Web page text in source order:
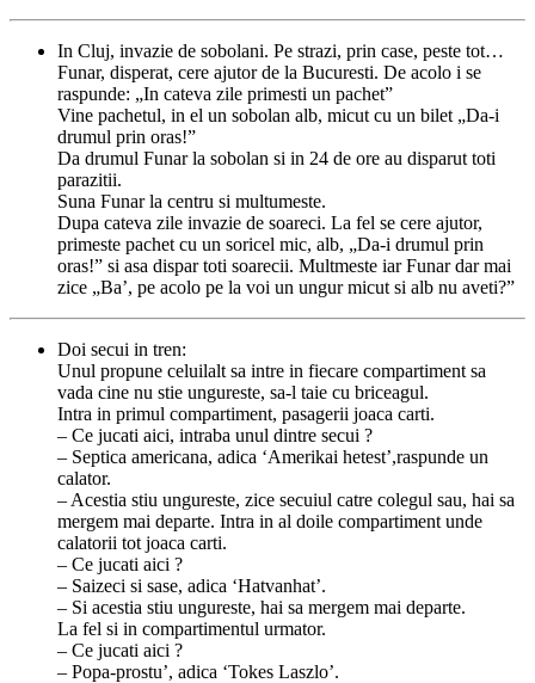
In Cluj, invazie de sobolani. Pe strazi, prin case, peste tot…
Funar, disperat, cere ajutor de la Bucuresti. De acolo i se
raspunde: „In cateva zile primesti un pachet”
Vine pachetul, in el un sobolan alb, micut cu un bilet „Da-i
drumul prin oras!”
Da drumul Funar la sobolan si in 24 de ore au disparut toti
parazitii.
Suna Funar la centru si multumeste.
Dupa cateva zile invazie de soareci. La fel se cere ajutor,
primeste pachet cu un soricel mic, alb, „Da-i drumul prin
oras!” si asa dispar toti soarecii. Multmeste iar Funar dar mai
zice „Ba’, pe acolo pe la voi un ungur micut si alb nu aveti?”
Doi secui in tren:
Unul propune celuilalt sa intre in fiecare compartiment sa
vada cine nu stie ungureste, sa-l taie cu briceagul.
Intra in primul compartiment, pasagerii joaca carti.
– Ce jucati aici, intraba unul dintre secui ?
– Septica americana, adica ‘Amerikai hetest’,raspunde un
calator.
– Acestia stiu ungureste, zice secuiul catre colegul sau, hai sa
mergem mai departe. Intra in al doile compartiment unde
calatorii tot joaca carti.
– Ce jucati aici ?
– Saizeci si sase, adica ‘Hatvanhat’.
– Si acestia stiu ungureste, hai sa mergem mai departe.
La fel si in compartimentul urmator.
– Ce jucati aici ?
– Popa-prostu’, adica ‘Tokes Laszlo’.